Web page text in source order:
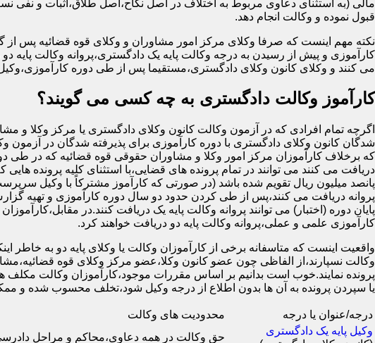
مالی (به استثنای دعاوی مربوط به اختلاف در اصل نکاح،اصل طلاق،اثبات و نفی
قبول نموده و وکالت انجام دهد.
نکته مهم اینست که صرفا وکلای مرکز امور مشاوران و وکلای قوه قضائیه پس از
کارآموزی و پیش از رسیدن به درجه وکالت پایه یک دادگستری،پروانه وکالت پایه دو
می کنند و وکلای کانون وکلای دادگستری،مستقیما پس از طی دوره
کارآموز وکالت دادگستری به چه کسی می گویند؟
شدگان کانون وکلای دادگستری با دوره کارآموزی برای پذیرفته شدگان در آزمون
که برخلاف کارآموزان مرکز امور وکلا و مشاوران حقوقی قوه قضائیه که در طی
دریافت می کنند می توانند در تمام پرونده های قضایی،با استثنای کلیه پرونده
پانصد میلیون ریال تقویم شده باشد (در صورتی که کارآموز مشترکاً با وکیل
پروانه دریافت می کنند،پس از طی کردن حدود دو سال دوره کارآموزی و تهیه
کارآموزی علمی و عملی،پروانه وکالت پایه دو دریافت خواهند کرد.
واقعیت اینست که متاسفانه برخی از کارآموزان وکالت یا وکلای پایه دو به خاطر
وکالت نسپارند،از الفاظی چون عضو کانون وکلا،عضو مرکز وکلای قوه
پرونده نمایند.خوب است بدانیم بر اساس مقررات موجود،کارآموزان وکالت مکلف
یا سپردن پرونده به آن ها بدون اطلاع از درجه وکیل شود،تخلف محسوب
درجه/عنوان یا درجه
محدودیت های وکالت
وکیل پایه یک دادگستری
حق وکالت در همه دعاوی،محاکم و مراحل